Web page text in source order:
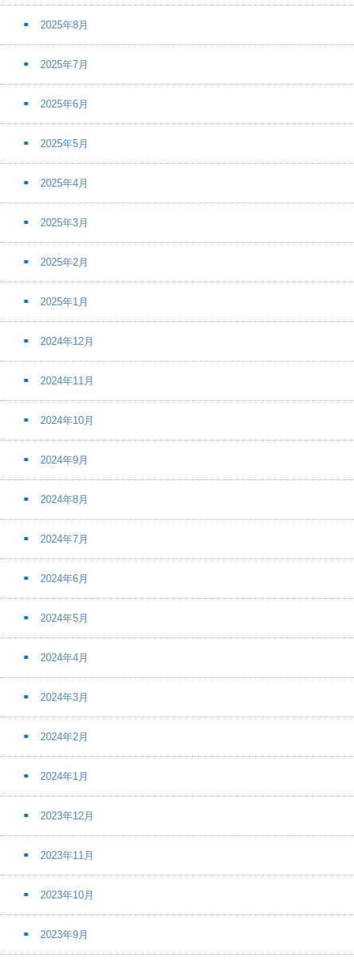
2025年8月
2025年7月
2025年6月
2025年5月
2025年4月
2025年3月
2025年2月
2025年1月
2024年12月
2024年11月
2024年10月
2024年9月
2024年8月
2024年7月
2024年6月
2024年5月
2024年4月
2024年3月
2024年2月
2024年1月
2023年12月
2023年11月
2023年10月
2023年9月